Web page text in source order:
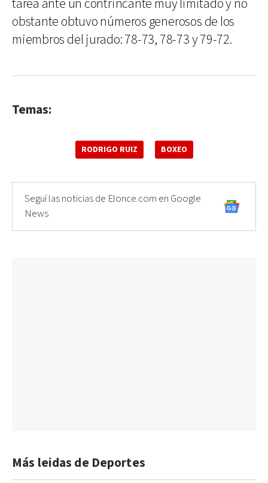
tarea ante un contrincante muy limitado y no
obstante obtuvo números generosos de los
miembros del jurado: 78-73, 78-73 y 79-72.
Temas:
RODRIGO RUIZ BOXEO
Seguí las noticias de Elonce.com en Google
News
Más leidas de Deportes